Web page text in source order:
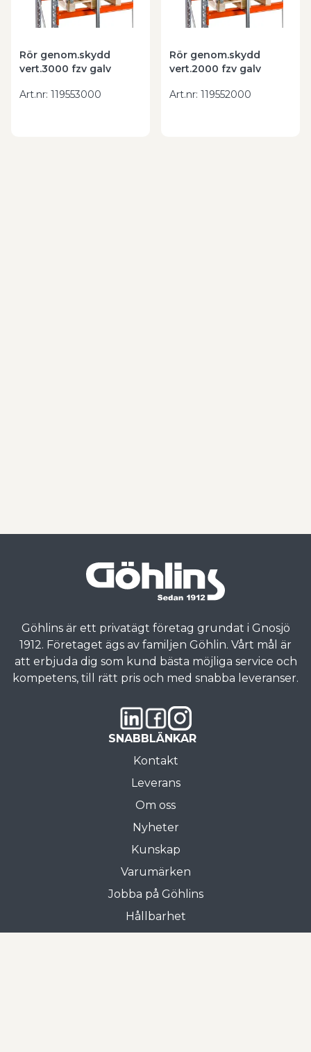
Rör genom.skydd
vert.3000 fzv galv
Art.nr: 119553000
Rör genom.skydd
vert.2000 fzv galv
Art.nr: 119552000
Göhlins är ett privatägt företag grundat i Gnosjö
1912. Företaget ägs av familjen Göhlin. Vårt mål är
att erbjuda dig som kund bästa möjliga service och
kompetens, till rätt pris och med snabba leveranser.
SNABBLÄNKAR
Kontakt
Leverans
Om oss
Nyheter
Kunskap
Varumärken
Jobba på Göhlins
Hållbarhet